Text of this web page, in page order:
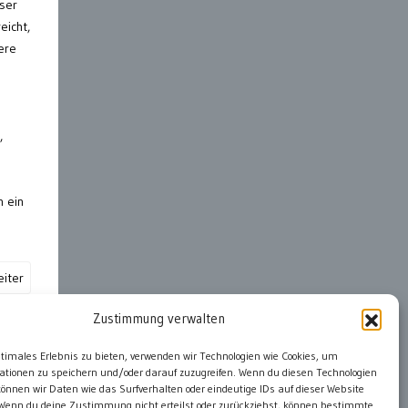
Zustimmung verwalten
Erlebnis zu bieten, verwenden wir Technologien wie Cookies, um
zu speichern und/oder darauf zuzugreifen. Wenn du diesen Technologien
wir Daten wie das Surfverhalten oder eindeutige IDs auf dieser Website
du deine Zustimmung nicht erteilst oder zurückziehst, können bestimmte
ein